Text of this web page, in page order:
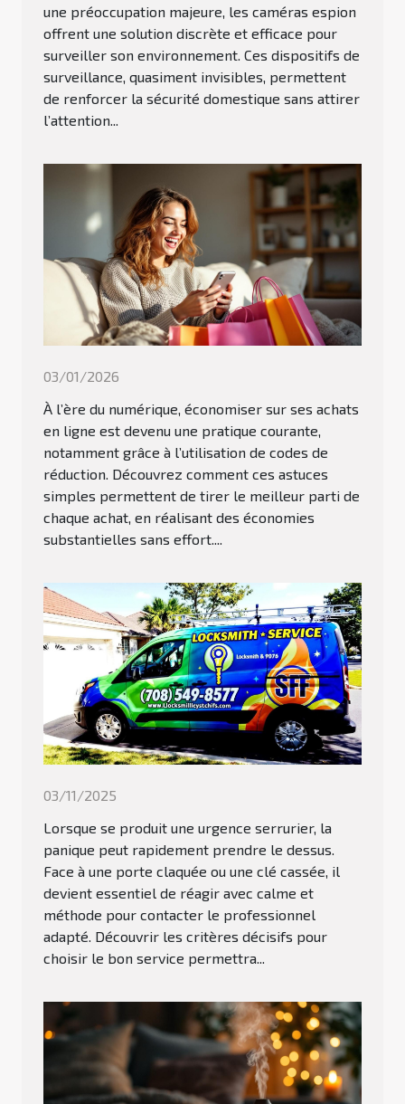
une préoccupation majeure, les caméras espion
offrent une solution discrète et efficace pour
surveiller son environnement. Ces dispositifs de
surveillance, quasiment invisibles, permettent
de renforcer la sécurité domestique sans attirer
l’attention...
03/01/2026
À l’ère du numérique, économiser sur ses achats
en ligne est devenu une pratique courante,
notamment grâce à l’utilisation de codes de
réduction. Découvrez comment ces astuces
simples permettent de tirer le meilleur parti de
chaque achat, en réalisant des économies
substantielles sans effort....
03/11/2025
Lorsque se produit une urgence serrurier, la
panique peut rapidement prendre le dessus.
Face à une porte claquée ou une clé cassée, il
devient essentiel de réagir avec calme et
méthode pour contacter le professionnel
adapté. Découvrir les critères décisifs pour
choisir le bon service permettra...